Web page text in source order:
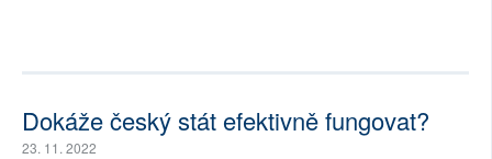
Dokáže český stát efektivně fungovat?
23. 11. 2022